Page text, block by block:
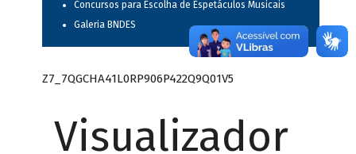
Concursos para Escolha de Espetáculos Musicais
Galeria BNDES
Z7_7QGCHA41L0RP906P422Q9Q01V5
Visualizador